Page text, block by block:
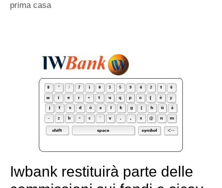
prima casa
Iwbank restituirà parte delle